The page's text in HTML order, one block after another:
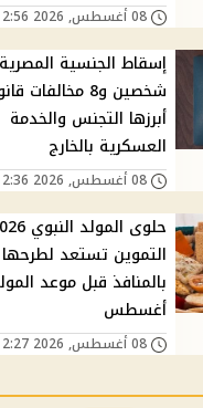
08 أغسطس, 2026 12:56 ص
إسقاط الجنسية
شخصين و8 مخالفات
أبرزها التجنس والخدمة
العسكرية بالخارج
08 أغسطس, 2026 12:36 ص
التموين تستعد لطرحها
أغسطس
08 أغسطس, 2026 12:27 ص